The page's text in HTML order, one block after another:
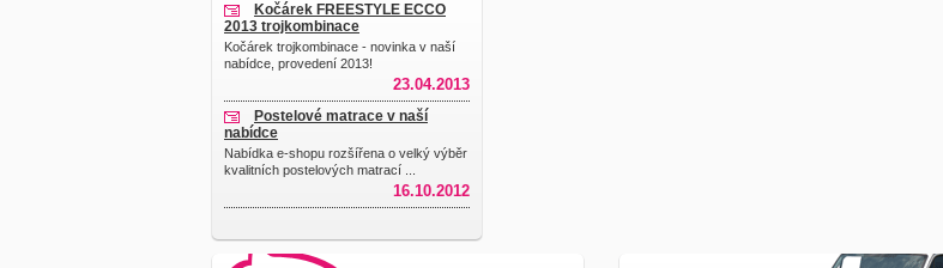
Kočárek FREESTYLE ECCO
2013 trojkombinace
Kočárek trojkombinace - novinka v naší
nabídce, provedení 2013!
23.04.2013
Postelové matrace v naší
nabídce
Nabídka e-shopu rozšířena o velký výběr
kvalitních postelových matrací ...
16.10.2012